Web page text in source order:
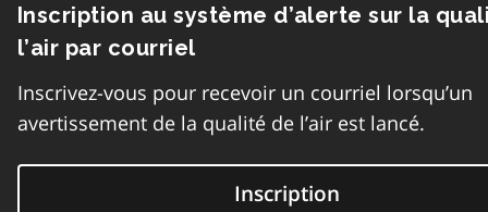
Inscription au système d’alerte sur la
l’air par courriel
Inscrivez-vous pour recevoir un courriel lorsqu’un
avertissement de la qualité de l’air est lancé.
Inscription